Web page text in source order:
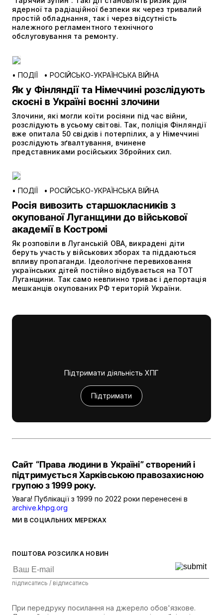
ядерної та радіаційної безпеки як через тривалий
простій обладнання, так і через відсутність
належного регламентного технічного
обслуговування та ремонту.
• ПОДІЇ • РОСІЙСЬКО-УКРАЇНСЬКА ВІЙНА
Як у Фінляндії та Німеччині розслідують
скоєні в Україні воєнні злочини
Злочини, які могли коїти росіяни під час війни,
розслідують в усьому світові. Так, поліція Фінляндії
вже опитала 50 свідків і потерпілих, а у Німеччині
розслідують зґвалтування, вчинене
представниками російських Збройних сил.
• ПОДІЇ • РОСІЙСЬКО-УКРАЇНСЬКА ВІЙНА
Росія вивозить старшокласників з
окупованої Луганщини до військової
академії в Костромі
Як розповіли в Луганській ОВА, викрадені діти
беруть участь у військових зборах та піддаються
впливу пропаганди. Ідеологічне перевиховання
українських дітей постійно відбувається на ТОТ
Луганщини. Так само невпинно триває і депортація
мешканців окупованих РФ територій України.
Підтримати діяльність ХПГ
Підтримати
ПОШТОВА РОЗСИЛКА НОВИН
підписатись / відписатись
МИ В СОЦІАЛЬНИХ МЕРЕЖАХ
Сайт “Права людини в Україні” створений і
підтримується Харківською правозахисною
групою з 1999 року.
Увага! Публікації з 1999 по 2022 роки перенесені в
archive.khpg.org
При передруку посилання на джерело обов'язкове.